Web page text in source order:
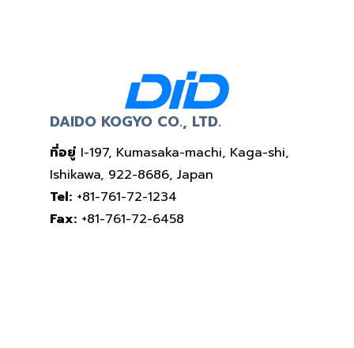
DAIDO KOGYO CO., LTD.
ที่อยู่I-197, Kumasaka-machi, Kaga-shi,
Ishikawa, 922-8686, Japan
Tel:+81-761-72-1234
Fax:+81-761-72-6458